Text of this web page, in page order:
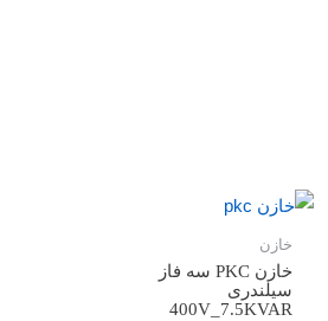
خازن
خازن PKC سه فاز
سیلندری
400V_7.5KVAR